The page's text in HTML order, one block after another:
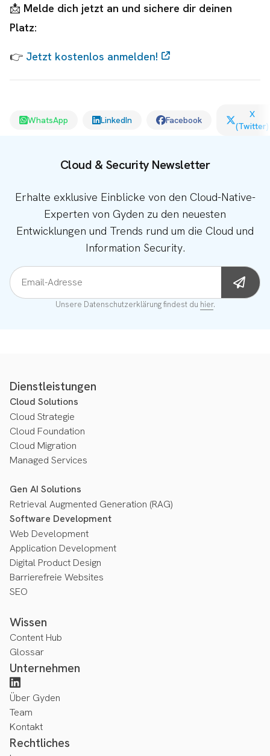
📩 Melde dich jetzt an und sichere dir deinen
Platz:
👉 Jetzt kostenlos anmelden!
WhatsApp LinkedIn Facebook
X
(Twitter)
Cloud & Security Newsletter
Erhalte exklusive Einblicke von den Cloud-Native-
Experten von Gyden zu den neuesten
Entwicklungen und Trends rund um die Cloud und
Information Security.
Email-Adresse
Unsere Datenschutzerklärung findest du hier.
Dienstleistungen
Cloud Solutions
Cloud Strategie
Cloud Foundation
Cloud Migration
Managed Services
Gen AI Solutions
Retrieval Augmented Generation (RAG)
Software Development
Web Development
Application Development
Digital Product Design
Barrierefreie Websites
SEO
Wissen
Content Hub
Glossar
Unternehmen
Über Gyden
Team
Kontakt
Rechtliches